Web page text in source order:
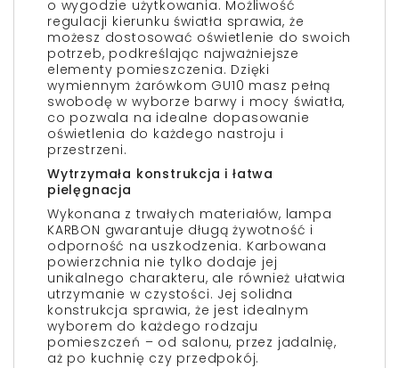
o wygodzie użytkowania. Możliwość
regulacji kierunku światła sprawia, że
możesz dostosować oświetlenie do swoich
potrzeb, podkreślając najważniejsze
elementy pomieszczenia. Dzięki
wymiennym żarówkom GU10 masz pełną
swobodę w wyborze barwy i mocy światła,
co pozwala na idealne dopasowanie
oświetlenia do każdego nastroju i
przestrzeni.
Wytrzymała konstrukcja i łatwa
pielęgnacja
Wykonana z trwałych materiałów, lampa
KARBON gwarantuje długą żywotność i
odporność na uszkodzenia. Karbowana
powierzchnia nie tylko dodaje jej
unikalnego charakteru, ale również ułatwia
utrzymanie w czystości. Jej solidna
konstrukcja sprawia, że jest idealnym
wyborem do każdego rodzaju
pomieszczeń – od salonu, przez jadalnię,
aż po kuchnię czy przedpokój.